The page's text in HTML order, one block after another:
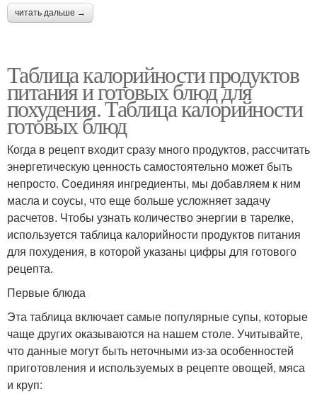
читать дальше →
Таблица калорийности продуктов
питания и готовых блюд для
похудения. Таблица калорийности
готовых блюд
Когда в рецепт входит сразу много продуктов, рассчитать
энергетическую ценность самостоятельно может быть
непросто. Соединяя ингредиенты, мы добавляем к ним
масла и соусы, что еще больше усложняет задачу
расчетов. Чтобы узнать количество энергии в тарелке,
используется таблица калорийности продуктов питания
для похудения, в которой указаны цифры для готового
рецепта.
Первые блюда
Эта таблица включает самые популярные супы, которые
чаще других оказываются на нашем столе. Учитывайте,
что данные могут быть неточными из-за особенностей
приготовления и используемых в рецепте овощей, мяса
и круп: